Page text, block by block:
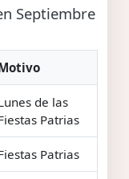
Septiembre
de las
Patrias
Patrias